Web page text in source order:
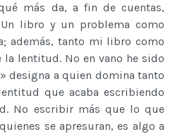
más da, a fin de cuentas,
libro y un problema como
además, tanto mi libro como
la lentitud. No en vano he sido
designa a quien domina tanto
que acaba escribiendo
No escribir más que lo que
se apresuran, es algo a